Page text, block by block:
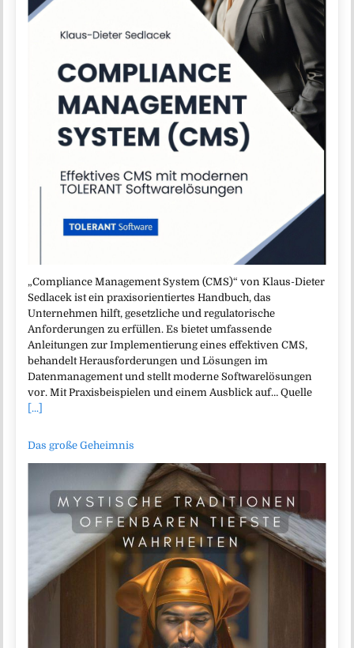
„Compliance Management System (CMS)“ von Klaus-Dieter
Sedlacek ist ein praxisorientiertes Handbuch, das
Unternehmen hilft, gesetzliche und regulatorische
Anforderungen zu erfüllen. Es bietet umfassende
Anleitungen zur Implementierung eines effektiven CMS,
behandelt Herausforderungen und Lösungen im
Datenmanagement und stellt moderne Softwarelösungen
vor. Mit Praxisbeispielen und einem Ausblick auf… Quelle
[...]
Das große Geheimnis